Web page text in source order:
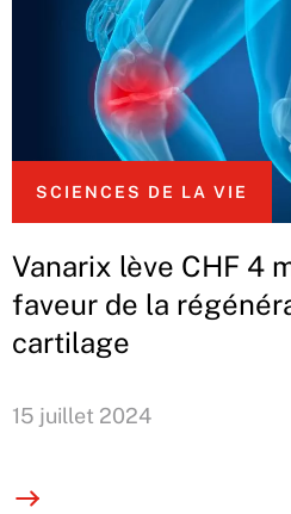
SCIENCES DE LA VIE
Vanarix lève CHF 4
faveur de la
cartilage
15 juillet 2024